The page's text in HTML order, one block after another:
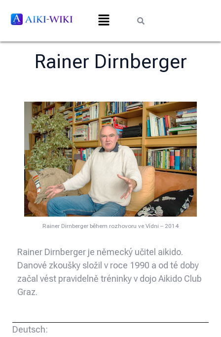
Rainer Dirnberger
Rainer Dirnberger během rozhovoru ve Vídni – 2014
Rainer Dirnberger je německý učitel aikido.
Danové zkoušky složil v roce 1990 a od té doby
začal vést pravidelně tréninky v dojo Aikido Club
Graz.
Deutsch: